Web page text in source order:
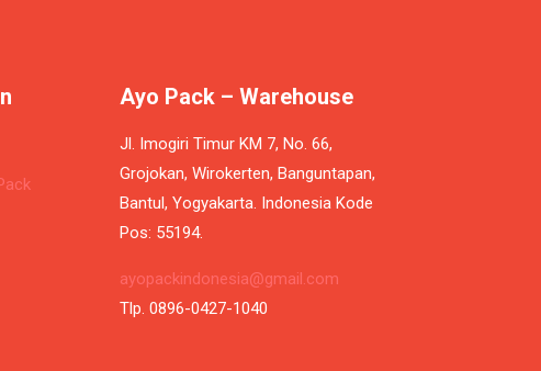
Ayo Pack – Warehouse
Jl. Imogiri Timur KM 7, No. 66,
Grojokan, Wirokerten, Banguntapan,
Bantul, Yogyakarta. Indonesia Kode
Pos: 55194.
ayopackindonesia@gmail.com
Tlp. 0896-0427-1040